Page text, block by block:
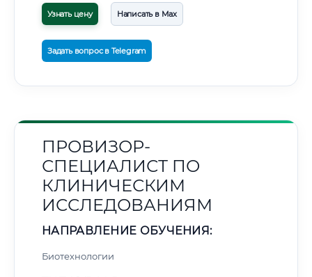
Узнать цену Написать в Max
Задать вопрос в Telegram
ПРОВИЗОР-
СПЕЦИАЛИСТ ПО
КЛИНИЧЕСКИМ
ИССЛЕДОВАНИЯМ
НАПРАВЛЕНИЕ ОБУЧЕНИЯ:
Биотехнологии